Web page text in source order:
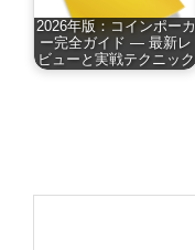
2026年版：コインポーカ
ー完全ガイド — 最新レ
ビューと実戦テクニック